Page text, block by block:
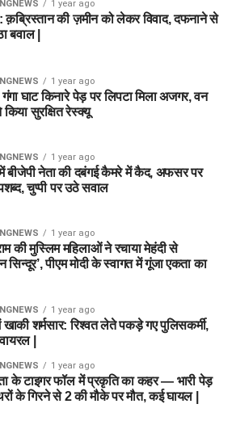
1 year ago
क़ब्रिस्तान की ज़मीन को लेकर विवाद, दफनाने से
बवाल |
1 year ago
गंगा घाट किनारे पेड़ पर लिपटा मिला अजगर, वन
किया सुरक्षित रेस्क्यू
1 year ago
में बीजेपी नेता की दबंगई कैमरे में कैद, अफसर पर
चुप्पी पर उठे सवाल
1 year ago
की मुस्लिम महिलाओं ने रचाया मेहंदी से
सिन्दूर’, पीएम मोदी के स्वागत में गूंजा एकता का
1 year ago
खाकी शर्मसार: रिश्वत लेते पकड़े गए पुलिसकर्मी,
|
1 year ago
के टाइगर फॉल में प्रकृति का कहर — भारी पेड़
के गिरने से 2 की मौके पर मौत, कई घायल |